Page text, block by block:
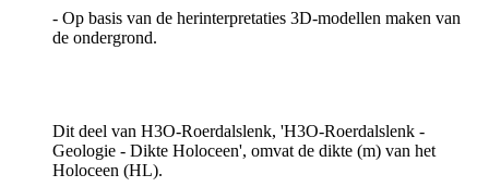
- Op basis van de herinterpretaties 3D-modellen maken van
de ondergrond.
Dit deel van H3O-Roerdalslenk, 'H3O-Roerdalslenk -
Geologie - Dikte Holoceen', omvat de dikte (m) van het
Holoceen (HL).